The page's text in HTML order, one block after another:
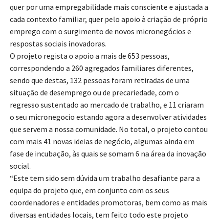
quer por uma empregabilidade mais consciente e ajustada a
cada contexto familiar, quer pelo apoio à criação de próprio
emprego com o surgimento de novos micronegócios e
respostas sociais inovadoras.
O projeto regista o apoio a mais de 653 pessoas,
correspondendo a 260 agregados familiares diferentes,
sendo que destas, 132 pessoas foram retiradas de uma
situação de desemprego ou de precariedade, com o
regresso sustentado ao mercado de trabalho, e 11 criaram
o seu micronegocio estando agora a desenvolver atividades
que servem a nossa comunidade. No total, o projeto contou
com mais 41 novas ideias de negócio, algumas ainda em
fase de incubação, às quais se somam 6 na área da inovação
social.
“Este tem sido sem dúvida um trabalho desafiante para a
equipa do projeto que, em conjunto com os seus
coordenadores e entidades promotoras, bem como as mais
diversas entidades locais, tem feito todo este projeto